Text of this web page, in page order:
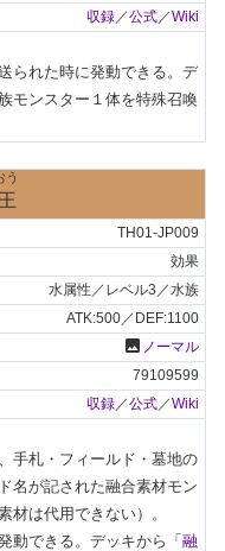
収録 ／公式 ／Wiki
られた時に発動できる。デ
モンスター１体を特殊召喚
う
TH01-JP009
効果
水属性／レベル3／水族
ATK:500／DEF:1100
photo ノーマル
79109599
収録／公式／Wiki
手札・フィールド・墓地の
名が記された融合素材モン
材は代用できない）。
動できる。デッキから「 融